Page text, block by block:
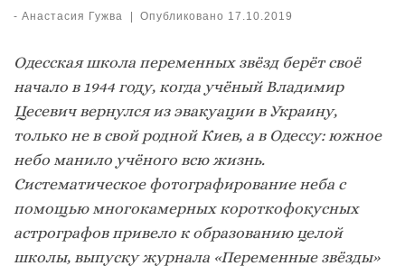
- Анастасия Гужва | Опубликовано 17.10.2019
Одесская школа переменных звёзд берёт своё
начало в 1944 году, когда учёный Владимир
Цесевич вернулся из эвакуации в Украину,
только не в свой родной Киев, а в Одессу: южное
небо манило учёного всю жизнь.
Систематическое фотографирование неба с
помощью многокамерных короткофокусных
астрографов привело к образованию целой
школы, выпуску журнала «Переменные звёзды»